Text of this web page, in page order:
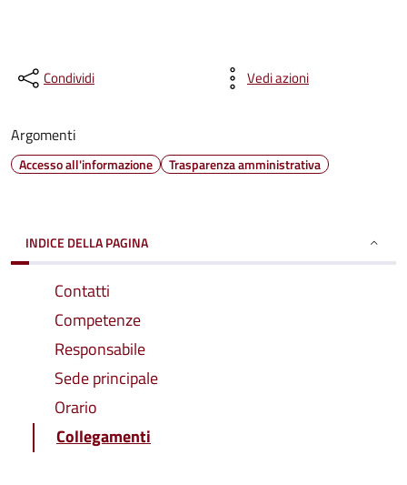
Condividi Vedi azioni
Argomenti
Accesso all'informazione Trasparenza amministrativa
INDICE DELLA PAGINA
Contatti
Competenze
Responsabile
Sede principale
Orario
Collegamenti